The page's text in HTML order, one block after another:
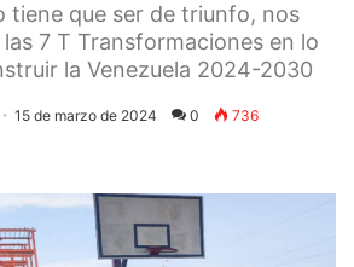
tiene que ser de triunfo, nos
7 T Transformaciones en lo
la Venezuela 2024-2030
15 de marzo de 2024 0 736